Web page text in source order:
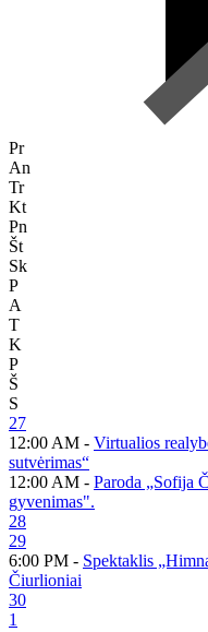
Pr
An
Tr
Kt
Pn
Št
Sk
P
A
T
K
P
Š
S
27
12:00 AM - Virtualios
sutvėrimas“
12:00 AM - Paroda „Sofija
gyvenimas".
28
29
6:00 PM - Spektaklis
Čiurlioniai
30
1